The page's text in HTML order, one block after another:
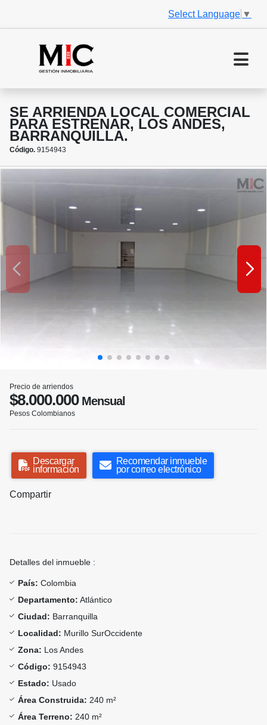
Select Language ▼
SE ARRIENDA LOCAL COMERCIAL
PARA ESTRENAR, LOS ANDES,
BARRANQUILLA.
Código. 9154943
Precio de arriendos
$8.000.000Mensual
Pesos Colombianos
Descargar
información
Recomendar inmueble
por correo electrónico
Compartir
Detalles del inmueble :
País: Colombia
Departamento: Atlántico
Ciudad: Barranquilla
Localidad: Murillo SurOccidente
Zona: Los Andes
Código: 9154943
Estado: Usado
Área Construida: 240 m²
Área Terreno: 240 m²